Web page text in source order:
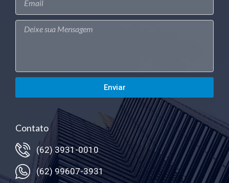
Enviar
Contato
(62) 3931-0010
(62) 99607-3931